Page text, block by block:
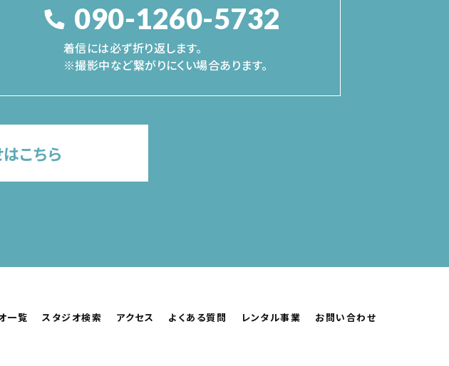
090-1260-5732
着信には必ず折り返します。
※撮影中など繋がりにくい場合あります。
こちら
一覧 スタジオ検索 アクセス よくある質問 レンタル事業 お問い合わせ